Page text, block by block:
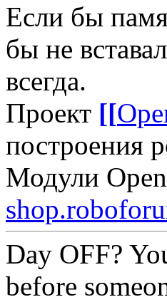
Если бы
бы не
всегда.
Проект [[
построения
Модули
Day OFF?
before